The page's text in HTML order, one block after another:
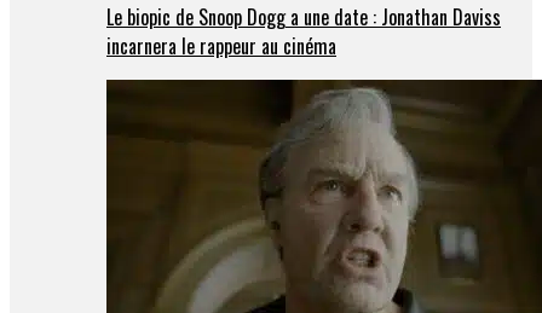
Le biopic de Snoop Dogg a une date : Jonathan Daviss
incarnera le rappeur au cinéma